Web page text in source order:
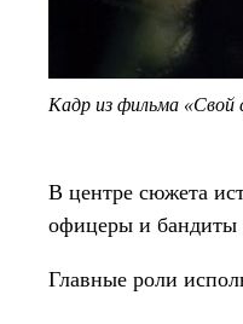
Кадр из фильма «Свой
В центре сюжета
офицеры и бандиты
Главные роли